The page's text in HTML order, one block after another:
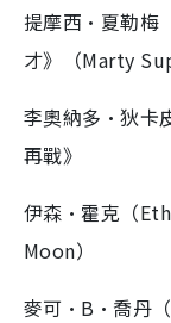
提摩西·夏勒梅
才》（Marty
李奧納多·狄卡
再戰》
伊森·霍克（
Moon）
麥可·B·喬丹（